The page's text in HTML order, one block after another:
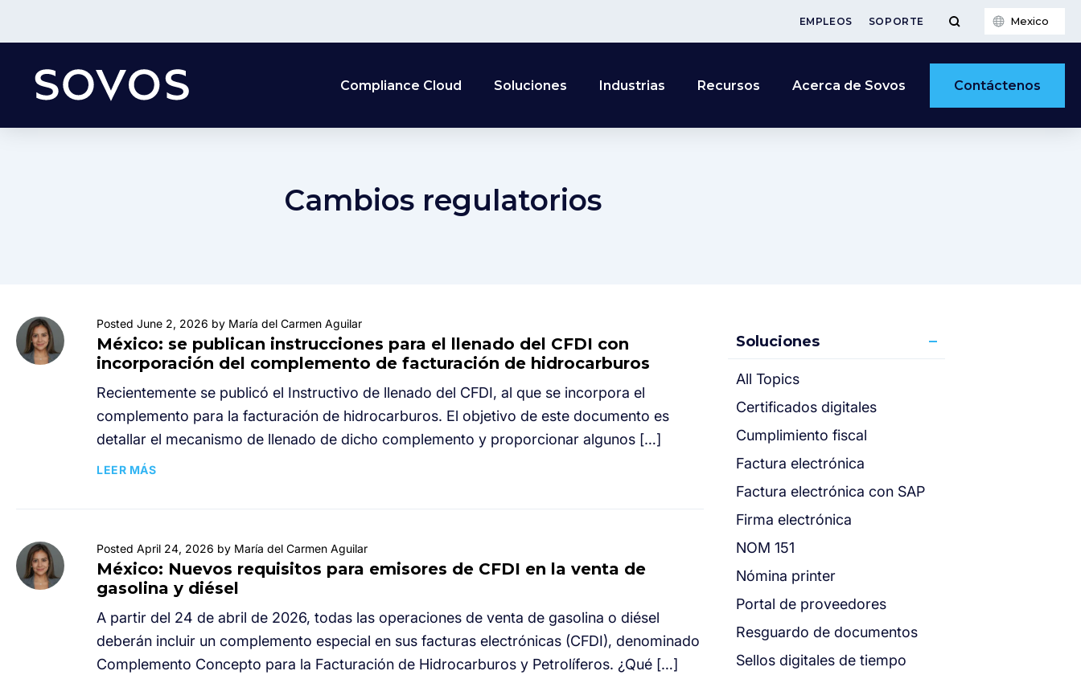
EMPLEOS SOPORTE Mexico
Compliance Cloud Soluciones Industrias Recursos Acerca de Sovos Contáctenos
Cambios regulatorios
Soluciones
All Topics
Certificados digitales
Cumplimiento fiscal
Factura electrónica
Factura electrónica con SAP
Firma electrónica
NOM 151
Nómina printer
Portal de proveedores
Resguardo de documentos
Sellos digitales de tiempo
Posted June 2, 2026 by María del Carmen Aguilar
México: se publican instrucciones para el llenado del CFDI con
incorporación del complemento de facturación de hidrocarburos
Recientemente se publicó el Instructivo de llenado del CFDI, al que se incorpora el
complemento para la facturación de hidrocarburos. El objetivo de este documento es
detallar el mecanismo de llenado de dicho complemento y proporcionar algunos […]
LEER MÁS
Posted April 24, 2026 by María del Carmen Aguilar
México: Nuevos requisitos para emisores de CFDI en la venta de
gasolina y diésel
A partir del 24 de abril de 2026, todas las operaciones de venta de gasolina o diésel
deberán incluir un complemento especial en sus facturas electrónicas (CFDI), denominado
Complemento Concepto para la Facturación de Hidrocarburos y Petrolíferos. ¿Qué […]